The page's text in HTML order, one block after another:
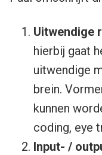
Uitwendige
hierbij gaat
uitwendige
brein.
kunnen
coding, eye
Input- /